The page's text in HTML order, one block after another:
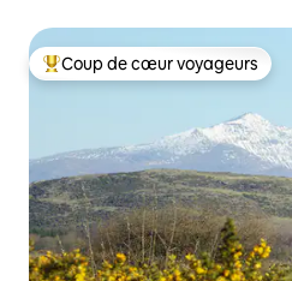
Coups de cœur voyageurs les
Coup de cœur voyageurs